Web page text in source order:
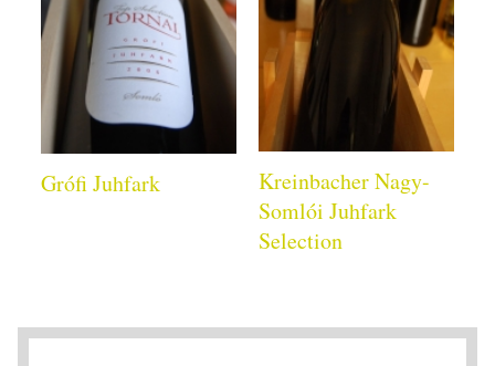
Grófi Juhfark
Kreinbacher Nagy-
Somlói Juhfark
Selection